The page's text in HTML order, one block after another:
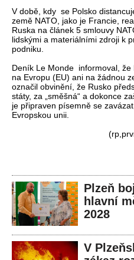
V době, kdy se Polsko
země NATO, jako je Francie,
Ruska na článek 5 smlouvy
lidskými a materiálními zdroji k
podniku.
Deník Le Monde informoval, že
na Evropu (EU) ani na žádnou
označil obvinění, že Rusko
státy, za „směšná“ a dokonce
je připraven písemně se
Evropskou unii.
Plzeň
hlavní
2028
V